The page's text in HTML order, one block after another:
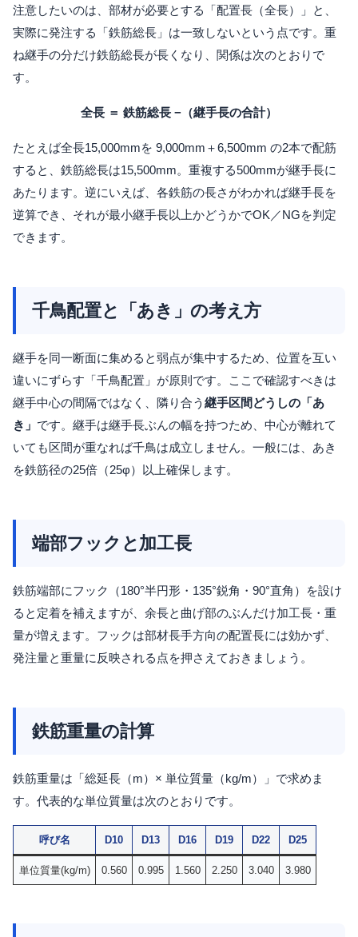
注意したいのは、部材が必要とする「配置長（全長）」と、
実際に発注する「鉄筋総長」は一致しないという点です。重
ね継手の分だけ鉄筋総長が長くなり、関係は次のとおりで
す。
全長 ＝ 鉄筋総長 −（継手長の合計）
たとえば全長15,000mmを 9,000mm＋6,500mm の2本で配筋
すると、鉄筋総長は15,500mm。重複する500mmが継手長に
あたります。逆にいえば、各鉄筋の長さがわかれば継手長を
逆算でき、それが最小継手長以上かどうかでOK／NGを判定
できます。
千鳥配置と「あき」の考え方
継手を同一断面に集めると弱点が集中するため、位置を互い
違いにずらす「千鳥配置」が原則です。ここで確認すべきは
継手中心の間隔ではなく、隣り合う 継手区間どうしの「あ
き」 です。継手は継手長ぶんの幅を持つため、中心が離れて
いても区間が重なれば千鳥は成立しません。一般には、あき
を鉄筋径の25倍（25φ）以上確保します。
端部フックと加工長
鉄筋端部にフック（180°半円形・135°鋭角・90°直角）を設け
ると定着を補えますが、余長と曲げ部のぶんだけ加工長・重
量が増えます。フックは部材長手方向の配置長には効かず、
発注量と重量に反映される点を押さえておきましょう。
鉄筋重量の計算
鉄筋重量は「総延長（m）× 単位質量（kg/m）」で求めま
す。代表的な単位質量は次のとおりです。
呼び名 D10 D13 D16 D19 D22 D25
単位質量(kg/m) 0.560 0.995 1.560 2.250 3.040 3.980